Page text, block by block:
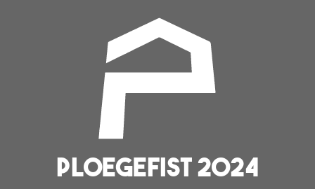
PLOEGEFIST 2024